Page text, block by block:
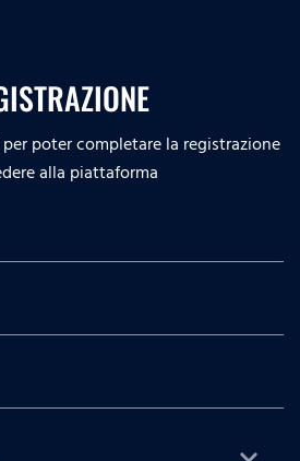
poter completare la registrazione
alla piattaforma